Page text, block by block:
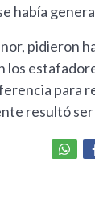
había
pidieron
los
para
resultó